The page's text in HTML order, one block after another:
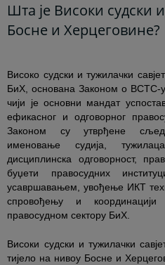
Шта је Високи судски
Босне и Херцеговине?
Високо судски и тужилачки
БиХ, основана Законом о ВСТС-
чији је основни мандат
ефикасног и одговорног
Законом су утврђене
именовање судија,
дисциплинска одговорност,
буџети правосудних
усавршавањем, увођење ИКТ
спровођењу и
правосудном сектору БиХ.
Високи судски и тужилачки
тијело на нивоу Босне и